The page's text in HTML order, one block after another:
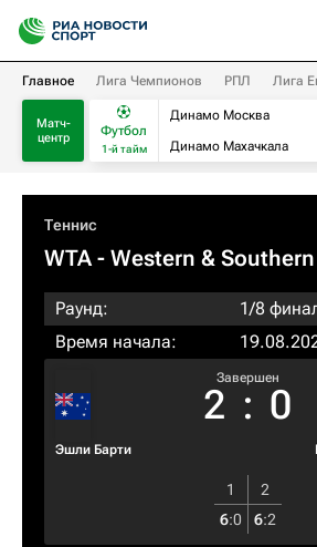
Главное Лига Чемпионов РПЛ Лига
Матч-
центр
Футбол
1-й тайм
Динамо Москва
Динамо Махачкала
Теннис
WTA- Western & Southern
Раунд:
1/8
Время начала:
Эшли Барти
Завершен
2 : 0
1
2
6:0 6:2